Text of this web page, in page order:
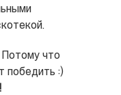
что
победить :)